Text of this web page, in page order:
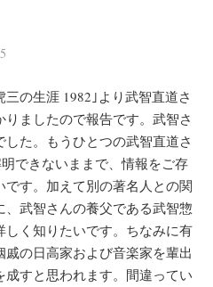
の生涯 1982｣より武智直道さ
ましたので報告です。武智さ
た。もうひとつの武智直道さ
できないままで、情報をご存
です。加えて別の著名人との関
武智さんの養父である武智惣
く知りたいです。ちなみに有
の日高家および音楽家を輩出
成すと思われます。間違ってい